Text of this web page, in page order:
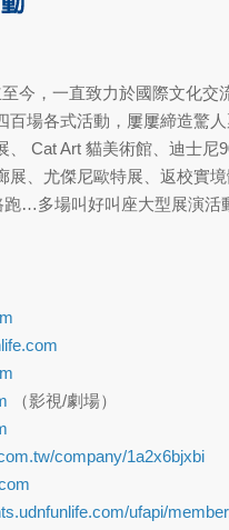
今，一直致力於國際文化
場各式活動，屢屢締造驚
Cat Art 貓美術館、迪士尼
展、尤傑尼歐特展、返校實
…多場叫好叫座大型展演
（影視/劇場）
company/1a2x6bjxbi
ufapi/